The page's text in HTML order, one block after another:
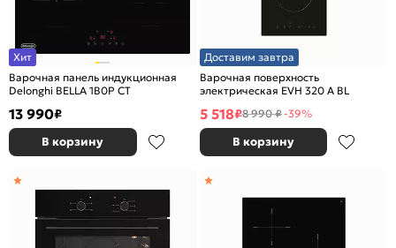
Хит
Варочная панель индукционная
Delonghi BELLA 1B0P CT
13 990₽
В корзину
Доставим завтра
Варочная поверхность
электрическая EVH 320 A BL
5 518₽8 990 ₽-39%
В корзину